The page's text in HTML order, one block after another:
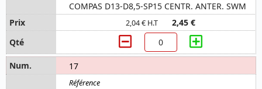
COMPAS D13-D8,5-SP15 CENTR. ANTER. SWM
2,04 € H.T 2,45 €
17